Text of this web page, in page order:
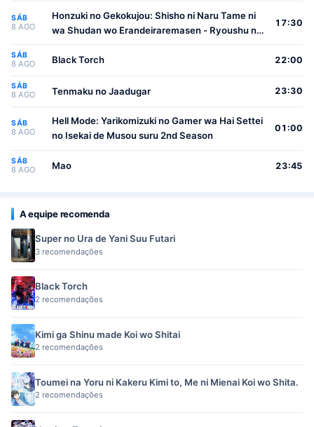
SÁB
8 AGO
Honzuki no Gekokujou: Shisho ni Naru Tame ni
wa Shudan wo Erandeiraremasen - Ryoushu no
17:30
SÁB
8 AGO Black Torch 22:00
SÁB
8 AGO Tenmaku no Jaadugar 23:30
SÁB
8 AGO
Hell Mode: Yarikomizuki no Gamer wa Hai Settei
no Isekai de Musou suru 2nd Season
01:00
SÁB
8 AGO Mao 23:45
A equipe recomenda
Super no Ura de Yani Suu Futari
3 recomendações
Black Torch
2 recomendações
Kimi ga Shinu made Koi wo Shitai
2 recomendações
Toumei na Yoru ni Kakeru Kimi to, Me ni Mienai Koi wo Shita.
2 recomendações